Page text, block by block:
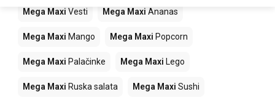
Mega Maxi Vesti Mega Maxi Ananas
Mega Maxi Mango Mega Maxi Popcorn
Mega Maxi Palačinke Mega Maxi Lego
Mega Maxi Ruska salata Mega Maxi Sushi